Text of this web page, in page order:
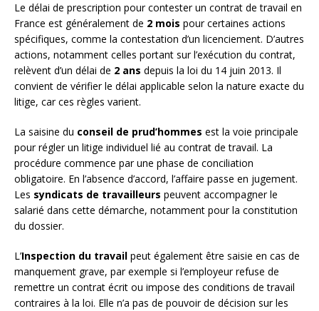
Le délai de prescription pour contester un contrat de travail en
France est généralement de 2 mois pour certaines actions
spécifiques, comme la contestation d’un licenciement. D’autres
actions, notamment celles portant sur l’exécution du contrat,
relèvent d’un délai de 2 ans depuis la loi du 14 juin 2013. Il
convient de vérifier le délai applicable selon la nature exacte du
litige, car ces règles varient.
La saisine du conseil de prud’hommes est la voie principale
pour régler un litige individuel lié au contrat de travail. La
procédure commence par une phase de conciliation
obligatoire. En l’absence d’accord, l’affaire passe en jugement.
Les syndicats de travailleurs peuvent accompagner le
salarié dans cette démarche, notamment pour la constitution
du dossier.
L’Inspection du travail peut également être saisie en cas de
manquement grave, par exemple si l’employeur refuse de
remettre un contrat écrit ou impose des conditions de travail
contraires à la loi. Elle n’a pas de pouvoir de décision sur les